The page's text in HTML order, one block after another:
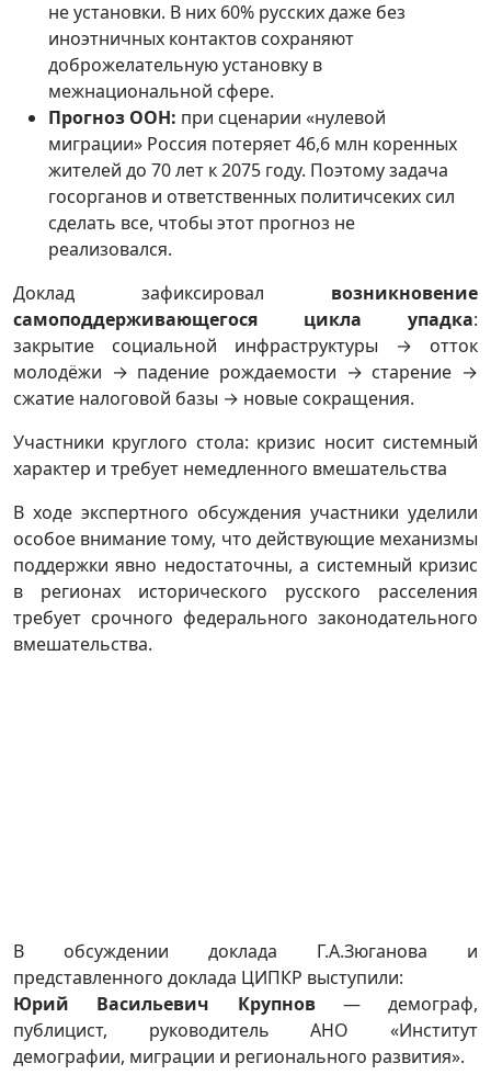
не установки. В них 60% русских даже без
иноэтничных контактов сохраняют
доброжелательную установку в
межнациональной сфере.
Прогноз ООН: при сценарии «нулевой
миграции» Россия потеряет 46,6 млн коренных
жителей до 70 лет к 2075 году. Поэтому задача
госорганов и ответственных политичсеких сил
сделать все, чтобы этот прогноз не
реализовался.
Доклад зафиксировал возникновение
самоподдерживающегося цикла упадка:
закрытие социальной инфраструктуры → отток
молодёжи → падение рождаемости → старение →
сжатие налоговой базы → новые сокращения.
Участники круглого стола: кризис носит системный
характер и требует немедленного вмешательства
В ходе экспертного обсуждения участники уделили
особое внимание тому, что действующие механизмы
поддержки явно недостаточны, а системный кризис
в регионах исторического русского расселения
требует срочного федерального законодательного
вмешательства.
В обсуждении доклада Г.А.Зюганова и
представленного доклада ЦИПКР выступили:
Юрий Васильевич Крупнов— демограф,
публицист, руководитель АНО «Институт
демографии, миграции и регионального развития».